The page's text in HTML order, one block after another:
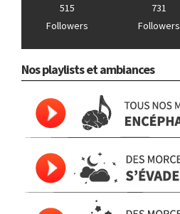
515
Followers
731
Followers
Nos playlists et ambiances